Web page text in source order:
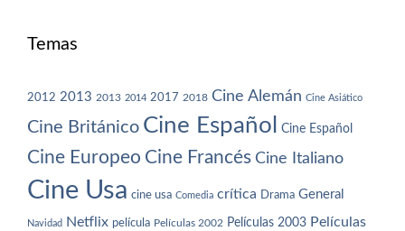
Temas
2012 2013 2013 2014 2017 2018 Cine Alemán Cine Asiático
Cine Británico Cine Español Cine Español
Cine Europeo Cine Francés Cine Italiano
Cine Usa cine usa Comedia crítica Drama General
Navidad Netflix película Películas 2002 Películas 2003 Películas